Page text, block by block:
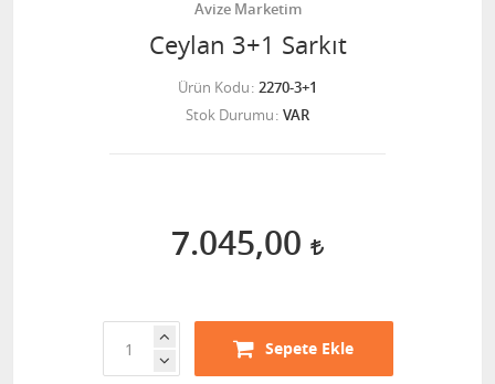
Avize Marketim
Ceylan 3+1 Sarkıt
Ürün Kodu 2270-3+1
Stok Durumu VAR
7.045,00
Sepete Ekle